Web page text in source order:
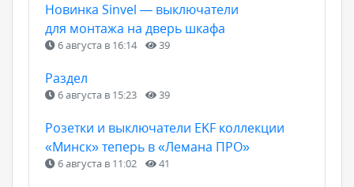
Новинка Sinvel — выключатели
для монтажа на дверь шкафа
6 августа в 16:14 39
Раздел
6 августа в 15:23 39
Розетки и выключатели EKF коллекции
«Минск» теперь в «Лемана ПРО»
6 августа в 11:02 41